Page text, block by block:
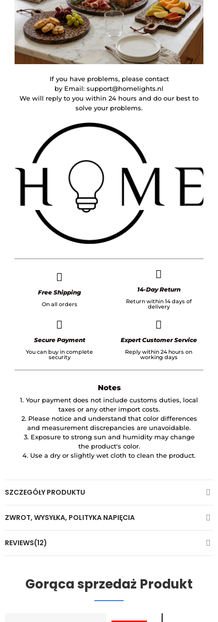
If you have problems, please contact
by Email: support@homelights.nl
We will reply to you within 24 hours and do our best to
solve your problems.
Free Shipping
On all orders
14-Day Return
Return within 14 days of
delivery
Secure Payment
You can buy in complete
security
Expert Customer Service
Reply within 24 hours on
working days
Notes
1. Your payment does not include customs duties, local
taxes or any other import costs.
2. Please notice and understand that color differences
and measurement discrepancies are unavoidable.
3. Exposure to strong sun and humidity may change
the product's color.
4. Use a dry or slightly wet cloth to clean the product.
SZCZEGÓŁY PRODUKTU
ZWROT, WYSYŁKA, POLITYKA NAPIĘCIA
REVIEWS(12)
Gorąca sprzedaż Produkt